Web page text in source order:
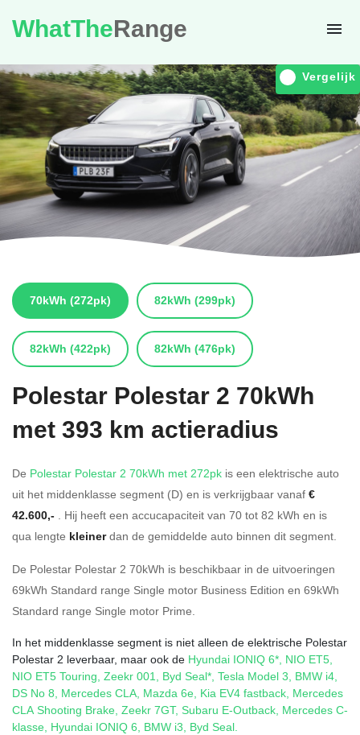
WhatTheRange
Vergelijk
70kWh (272pk) 82kWh (299pk)
82kWh (422pk) 82kWh (476pk)
Polestar Polestar 2 70kWh
met 393 km actieradius
De Polestar Polestar 2 70kWh met 272pk is een elektrische auto
uit het middenklasse segment (D) en is verkrijgbaar vanaf €
42.600,- . Hij heeft een accucapaciteit van 70 tot 82 kWh en is
qua lengte kleinerdan de gemiddelde auto binnen dit segment.
De Polestar Polestar 2 70kWh is beschikbaar in de uitvoeringen
69kWh Standard range Single motor Business Edition en 69kWh
Standard range Single motor Prime.
In het middenklasse segment is niet alleen de elektrische Polestar
Polestar 2 leverbaar, maar ook de Hyundai IONIQ 6*, NIO ET5,
NIO ET5 Touring, Zeekr 001, Byd Seal*, Tesla Model 3, BMW i4,
DS No 8, Mercedes CLA, Mazda 6e, Kia EV4 fastback, Mercedes
CLA Shooting Brake, Zeekr 7GT, Subaru E-Outback, Mercedes C-
klasse, Hyundai IONIQ 6, BMW i3, Byd Seal.